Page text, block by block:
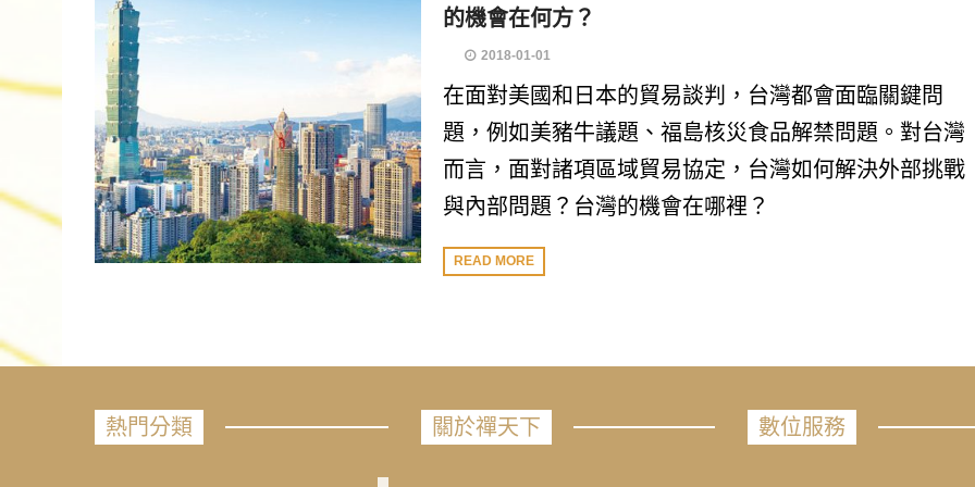
的機會在何方？
2018-01-01
在面對美國和日本的貿易談判，台灣都會面臨關鍵問
題，例如美豬牛議題、福島核災食品解禁問題。對台灣
而言，面對諸項區域貿易協定，台灣如何解決外部挑戰
與內部問題？台灣的機會在哪裡？
READ MORE
熱門分類 關於禪天下 數位服務